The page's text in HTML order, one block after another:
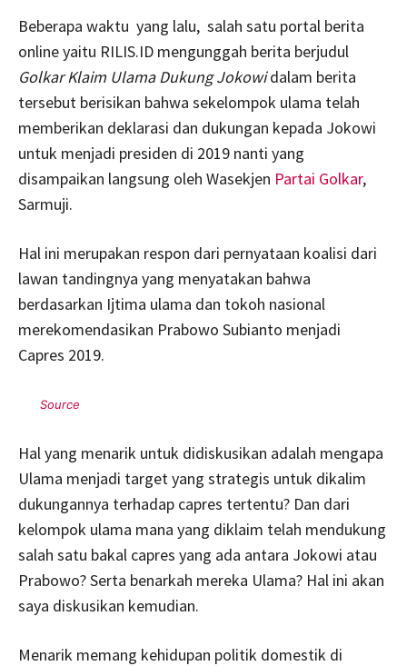
Beberapa waktu yang lalu, salah satu portal berita
online yaitu RILIS.ID mengunggah berita berjudul
Golkar Klaim Ulama Dukung Jokowidalam berita
tersebut berisikan bahwa sekelompok ulama telah
memberikan deklarasi dan dukungan kepada Jokowi
untuk menjadi presiden di 2019 nanti yang
disampaikan langsung oleh Wasekjen Partai Golkar,
Sarmuji.
Hal ini merupakan respon dari pernyataan koalisi dari
lawan tandingnya yang menyatakan bahwa
berdasarkan Ijtima ulama dan tokoh nasional
merekomendasikan Prabowo Subianto menjadi
Capres 2019.
Hal yang menarik untuk didiskusikan adalah mengapa
Ulama menjadi target yang strategis untuk dikalim
dukungannya terhadap capres tertentu? Dan dari
kelompok ulama mana yang diklaim telah mendukung
salah satu bakal capres yang ada antara Jokowi atau
Prabowo? Serta benarkah mereka Ulama? Hal ini akan
saya diskusikan kemudian.
Menarik memang kehidupan politik domestik di